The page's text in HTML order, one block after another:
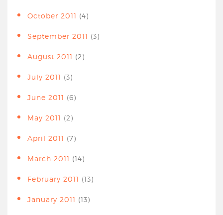
October 2011 (4)
September 2011 (3)
August 2011 (2)
July 2011 (3)
June 2011 (6)
May 2011 (2)
April 2011 (7)
March 2011 (14)
February 2011 (13)
January 2011 (13)